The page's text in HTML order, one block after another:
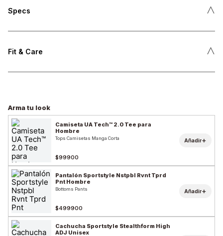
Specs ˄
Fit & Care ˄
Arma tu look
Camiseta UA Tech™ 2.0 Tee para
Hombre
Tops Camisetas Manga Corta
$99900
Añadir+
Pantalón Sportstyle Nstpbl Rvnt Tprd
Pnt Hombre
Bottoms Pants
$499900
Añadir+
Cachucha Sportstyle Stealthform High
ADJ Unisex